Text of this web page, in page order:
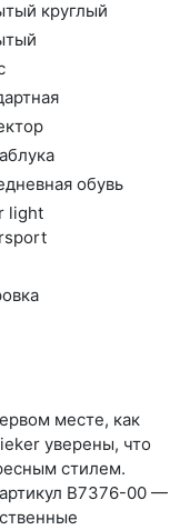
круг­лый
обувь
light
месте, как
уверены, что
стилем.
B7376-00 —